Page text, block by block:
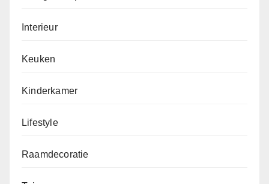
Interieur
Keuken
Kinderkamer
Lifestyle
Raamdecoratie